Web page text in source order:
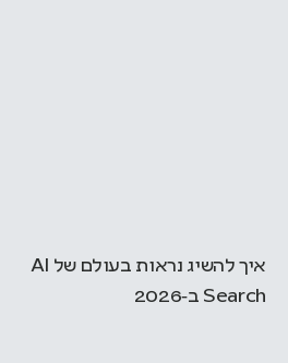
איך להשיג נראות בעולם של AI
Search ב‑2026